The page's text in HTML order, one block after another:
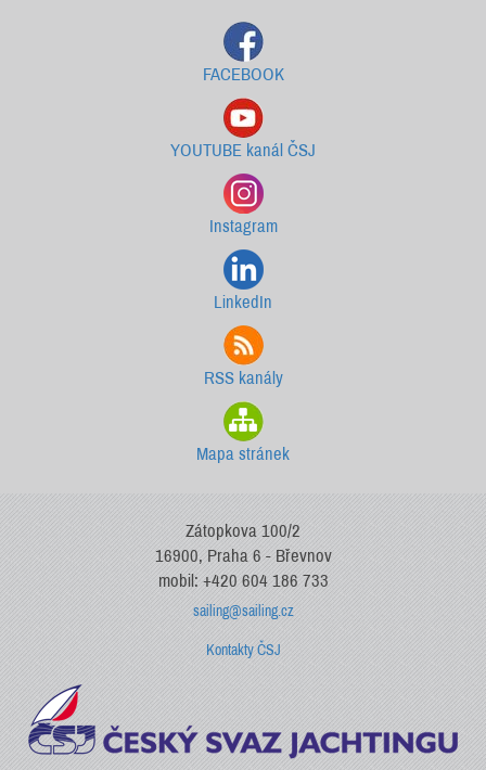
FACEBOOK
YOUTUBE kanál ČSJ
Instagram
LinkedIn
RSS kanály
Mapa stránek
Zátopkova 100/2
16900, Praha 6 - Břevnov
mobil: +420 604 186 733
sailing@sailing.cz
Kontakty ČSJ